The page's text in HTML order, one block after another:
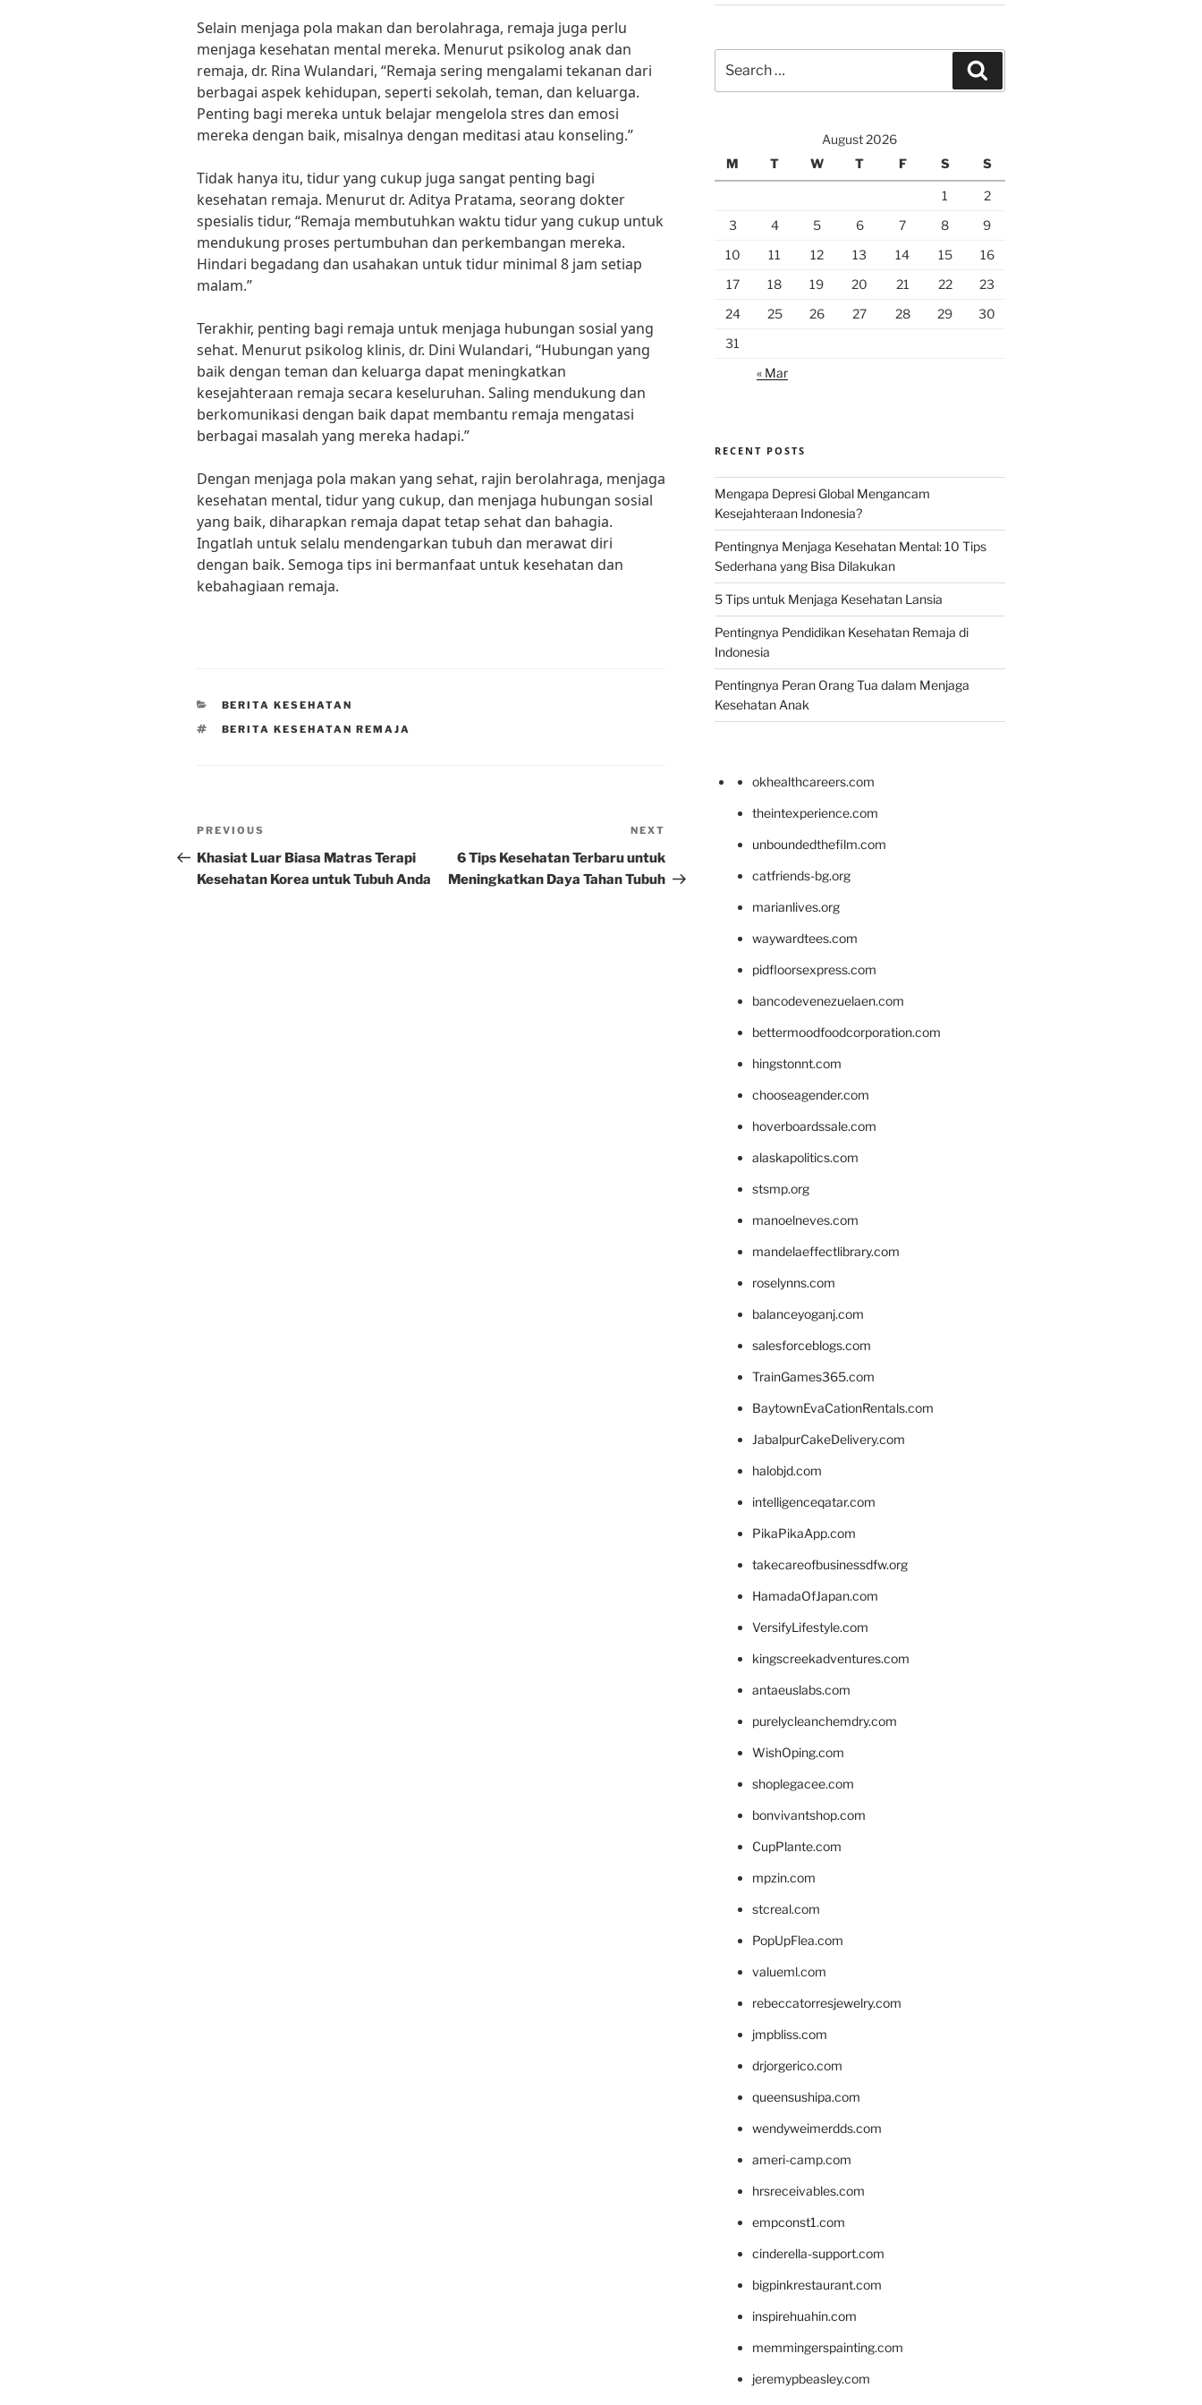
Selain menjaga pola makan dan berolahraga, remaja juga perlu
menjaga kesehatan mental mereka. Menurut psikolog anak dan
remaja, dr. Rina Wulandari, “Remaja sering mengalami tekanan dari
berbagai aspek kehidupan, seperti sekolah, teman, dan keluarga.
Penting bagi mereka untuk belajar mengelola stres dan emosi
mereka dengan baik, misalnya dengan meditasi atau konseling.”
Tidak hanya itu, tidur yang cukup juga sangat penting bagi
kesehatan remaja. Menurut dr. Aditya Pratama, seorang dokter
spesialis tidur, “Remaja membutuhkan waktu tidur yang cukup untuk
mendukung proses pertumbuhan dan perkembangan mereka.
Hindari begadang dan usahakan untuk tidur minimal 8 jam setiap
malam.”
Terakhir, penting bagi remaja untuk menjaga hubungan sosial yang
sehat. Menurut psikolog klinis, dr. Dini Wulandari, “Hubungan yang
baik dengan teman dan keluarga dapat meningkatkan
kesejahteraan remaja secara keseluruhan. Saling mendukung dan
berkomunikasi dengan baik dapat membantu remaja mengatasi
berbagai masalah yang mereka hadapi.”
Dengan menjaga pola makan yang sehat, rajin berolahraga, menjaga
kesehatan mental, tidur yang cukup, dan menjaga hubungan sosial
yang baik, diharapkan remaja dapat tetap sehat dan bahagia.
Ingatlah untuk selalu mendengarkan tubuh dan merawat diri
dengan baik. Semoga tips ini bermanfaat untuk kesehatan dan
kebahagiaan remaja.
CATEGORIES
BERITA KESEHATAN
TAGS
BERITA KESEHATAN REMAJA
Post
navigation
Previous
Post
PREVIOUS
Khasiat Luar Biasa Matras Terapi
Kesehatan Korea untuk Tubuh Anda
Post
NEXT
6 Tips Kesehatan Terbaru untuk
Meningkatkan Daya Tahan Tubuh
for:
August 2026
M
T W T F S S
1
2
3
4 5 6 7 8
9
10
11 12 13 14 15
16
17
18 19 20 21 22
23
24
25 26 27 28 29
30
31
« Mar
RECENT POSTS
Mengapa Depresi Global Mengancam
Kesejahteraan Indonesia?
Pentingnya Menjaga Kesehatan Mental: 10 Tips
Sederhana yang Bisa Dilakukan
5 Tips untuk Menjaga Kesehatan Lansia
Pentingnya Pendidikan Kesehatan Remaja di
Indonesia
Pentingnya Peran Orang Tua dalam Menjaga
Kesehatan Anak
okhealthcareers.com
theintexperience.com
unboundedthefilm.com
catfriends-bg.org
marianlives.org
waywardtees.com
pidfloorsexpress.com
bancodevenezuelaen.com
bettermoodfoodcorporation.com
hingstonnt.com
chooseagender.com
hoverboardssale.com
alaskapolitics.com
stsmp.org
manoelneves.com
mandelaeffectlibrary.com
roselynns.com
balanceyoganj.com
salesforceblogs.com
TrainGames365.com
BaytownEvaCationRentals.com
JabalpurCakeDelivery.com
halobjd.com
intelligenceqatar.com
PikaPikaApp.com
takecareofbusinessdfw.org
HamadaOfJapan.com
VersifyLifestyle.com
kingscreekadventures.com
antaeuslabs.com
purelycleanchemdry.com
WishOping.com
shoplegacee.com
bonvivantshop.com
CupPlante.com
mpzin.com
stcreal.com
PopUpFlea.com
valueml.com
rebeccatorresjewelry.com
jmpbliss.com
drjorgerico.com
queensushipa.com
wendyweimerdds.com
ameri-camp.com
hrsreceivables.com
empconst1.com
cinderella-support.com
bigpinkrestaurant.com
inspirehuahin.com
memmingerspainting.com
jeremypbeasley.com